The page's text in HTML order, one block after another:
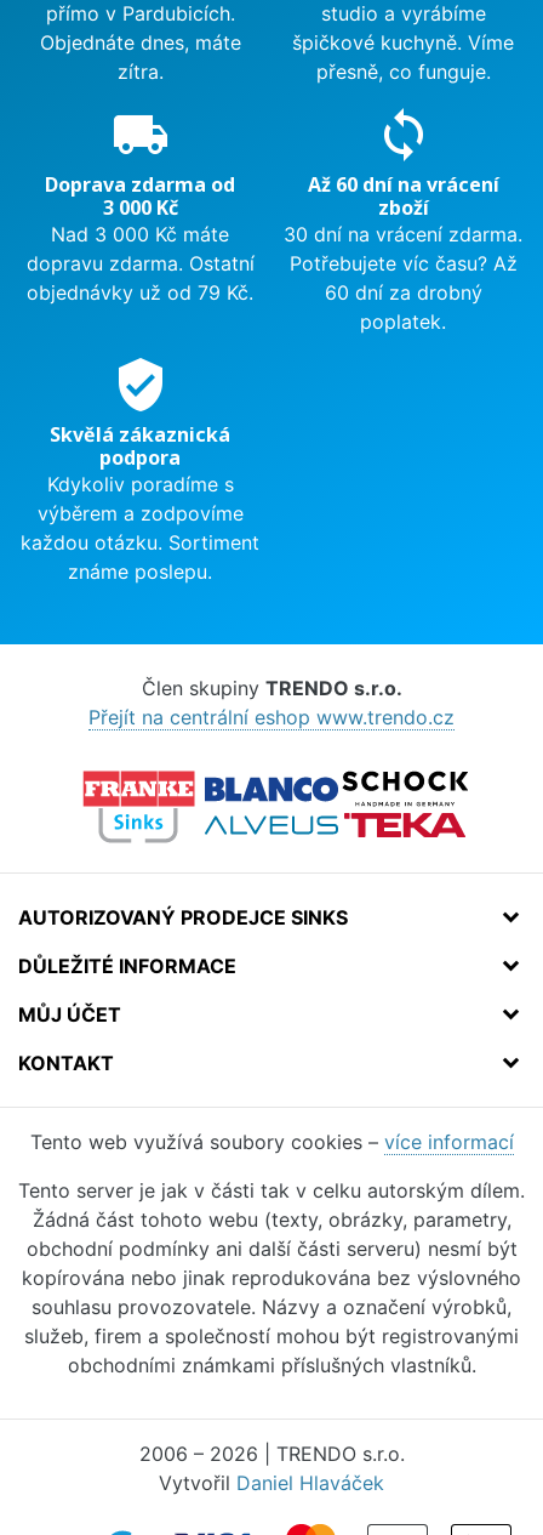
přímo v Pardubicích.
Objednáte dnes, máte
zítra.
studio a vyrábíme
špičkové kuchyně. Víme
přesně, co funguje.
local_shipping
Doprava zdarma od
3 000 Kč
Nad 3 000 Kč máte
dopravu zdarma. Ostatní
objednávky už od 79 Kč.
sync
Až 60 dní na vrácení
zboží
30 dní na vrácení zdarma.
Potřebujete víc času? Až
60 dní za drobný
poplatek.
verified_user
Skvělá zákaznická
podpora
Kdykoliv poradíme s
výběrem a zodpovíme
každou otázku. Sortiment
známe poslepu.
Člen skupiny TRENDO s.r.o.
Přejít na centrální eshop www.trendo.cz
AUTORIZOVANÝ PRODEJCE SINKS
DŮLEŽITÉ INFORMACE
MŮJ ÚČET
KONTAKT
Tento web využívá soubory cookies – více informací
Tento server je jak v části tak v celku autorským dílem.
Žádná část tohoto webu (texty, obrázky, parametry,
obchodní podmínky ani další části serveru) nesmí být
kopírována nebo jinak reprodukována bez výslovného
souhlasu provozovatele. Názvy a označení výrobků,
služeb, firem a společností mohou být registrovanými
obchodními známkami příslušných vlastníků.
2006 – 2026 | TRENDO s.r.o.
Vytvořil Daniel Hlaváček